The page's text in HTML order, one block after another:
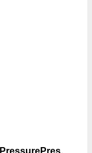
PressurePres.